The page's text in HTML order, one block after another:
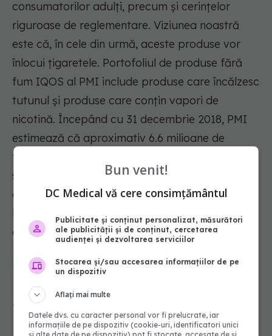
consumatorilor adulți, precum și cerințelor
riguroase de reglementare. Viziunea noastră
este că, în cele din urmă, aceste produse vor
înlocui țigaretele. Portofoliul de produse fără
fum IQOS al PMI include produse care încălzesc
tutunul și produse care conțin vapori de
nicotină. Începând cu 31 decembrie 2018, PMI
estimează că aproximativ 6.6 milioane de
fumători adulți din toată lumea au încetat deja
să fumeze și au ales produsul cu tutun încălzit
al PMI, disponibil în prezent în 44 de piețe, sub
brandul IQOS. Pentru mai multe informații,
accesați site-urile PMI și PMIScience.
tutun fumat tigari electronice tigarile electronice
Urmărește-ne și pe Google News -
abonează‑te!
Bun venit!
DC Medical vă cere consimțământul
Publicitate și conținut personalizat, măsurători
ale publicității și de conținut, cercetarea
audienței și dezvoltarea serviciilor
Stocarea și/sau accesarea informațiilor de pe
un dispozitiv
Aflați mai multe
Datele dvs. cu caracter personal vor fi prelucrate, iar
informațiile de pe dispozitiv (cookie-uri, identificatori unici